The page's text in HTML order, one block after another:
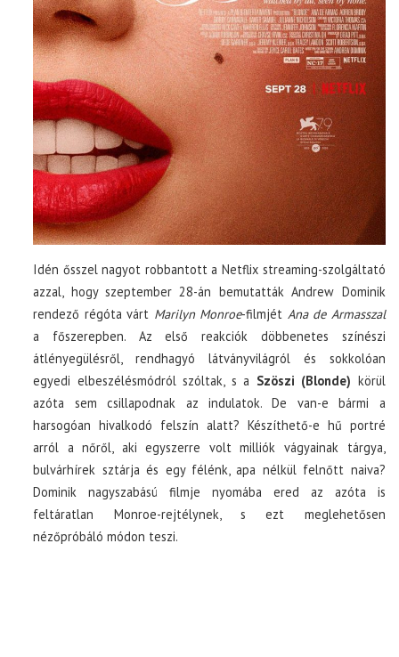
Idén ősszel nagyot robbantott a Netflix streaming-szolgáltató
azzal, hogy szeptember 28-án bemutatták Andrew Dominik
rendező régóta várt Marilyn Monroe-filmjét Ana de Armasszal
a főszerepben. Az első reakciók döbbenetes színészi
átlényegülésről, rendhagyó látványvilágról és sokkolóan
egyedi elbeszélésmódról szóltak, s a Szöszi (Blonde) körül
azóta sem csillapodnak az indulatok. De van-e bármi a
harsogóan hivalkodó felszín alatt? Készíthető-e hű portré
arról a nőről, aki egyszerre volt milliók vágyainak tárgya,
bulvárhírek sztárja és egy félénk, apa nélkül felnőtt naiva?
Dominik nagyszabású filmje nyomába ered az azóta is
feltáratlan Monroe-rejtélynek, s ezt meglehetősen
nézőpróbáló módon teszi.